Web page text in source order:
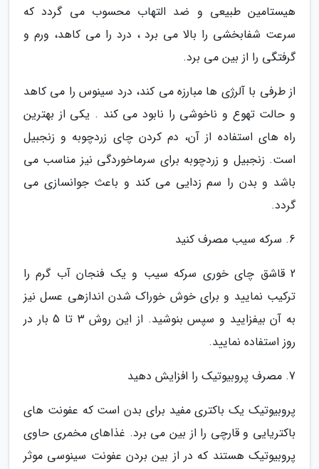
هیستامین طبیعی و ضد التهاب محسوب می گردد که
سرعت شفابخشی را بالا می برد ، درد را می کاهد، ورم و
گرفتگی را از بین می برد.
از طرفی با آلرژی ها مبارزه می کند، درد سینوس را می کاهد
و حالت تهوع و ناخوشی را نابود می کند . یکی از بهترین
راه های استفاده از آن، دم کردن چای زردچوبه و زنجبیل
است. زنجبیل و زردچوبه برای سرماخوردگی نیز مناسب می
باشد و بدن را سم زدایی می کند و باعث جوانسازی می
گردد.
6. سرکه سیب مصرف کنید
2 قاشق چای خوری سرکه سیب و یک فنجان آب گرم را
ترکیب نمایید و برای خوش خوراک شدن اندازهی عسل نیز
به آن بیفزایید و سپس بنوشید. از این روش 3 تا 5 بار در
روز استفاده نمایید.
7. مصرف پروبیوتیک را افزایش دهید
پروبیوتیک یک باکتری مفید برای بدن است که عفونت های
باکتریایی و قارچی را از بین می برد. غذاهای مخمری حاوی
پروبیوتیک هستند که در از بین بردن عفونت سینوسی موثر